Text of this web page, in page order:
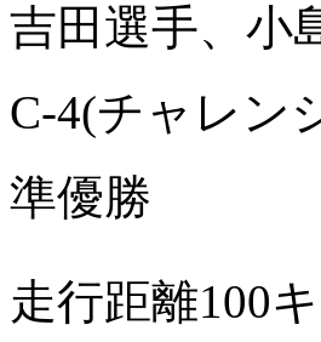
吉田選手、小
C-4(チャレン
準優勝
走行距離100